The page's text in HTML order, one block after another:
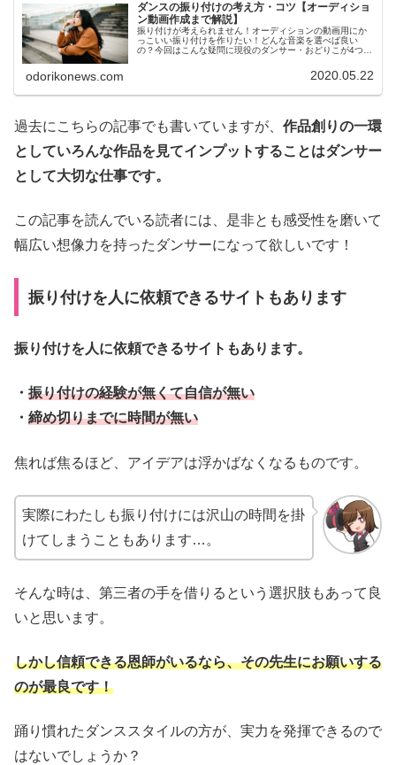
ダンスの振り付けの考え方・コツ【オーディショ
ン動画作成まで解説】
振り付けが考えられません！オーディションの動画用にか
っこいい振り付けを作りたい！どんな音楽を選べば良い
の？今回はこんな疑問に現役のダンサー・おどりこが4つの
odorikonews.com 2020.05.22
過去にこちらの記事でも書いていますが、 作品創りの一環
としていろんな作品を見てインプットすることはダンサー
として大切な仕事です。
この記事を読んでいる読者には、是非とも感受性を磨いて
幅広い想像力を持ったダンサーになって欲しいです！
振り付けを人に依頼できるサイトもあります
振り付けを人に依頼できるサイトもあります。
・ 振り付けの経験が無くて自信が無い
・ 締め切りまでに時間が無い
焦れば焦るほど、アイデアは浮かばなくなるものです。
実際にわたしも振り付けには沢山の時間を掛
けてしまうこともあります…。
そんな時は、第三者の手を借りるという選択肢もあって良
いと思います。
しかし信頼できる恩師がいるなら、その先生にお願いする
のが最良です！
踊り慣れたダンススタイルの方が、実力を発揮できるので
はないでしょうか？